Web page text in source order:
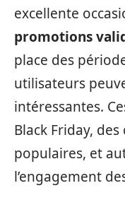
excellente
promotions
place des
utilisateurs
intéressantes.
Black Friday,
populaires, et
l’engagement